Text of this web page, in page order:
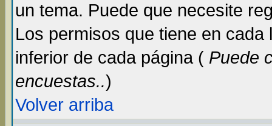
un tema. Puede que necesite
Los permisos que tiene en
inferior de cada página ( Puede
encuestas..)
Volver arriba